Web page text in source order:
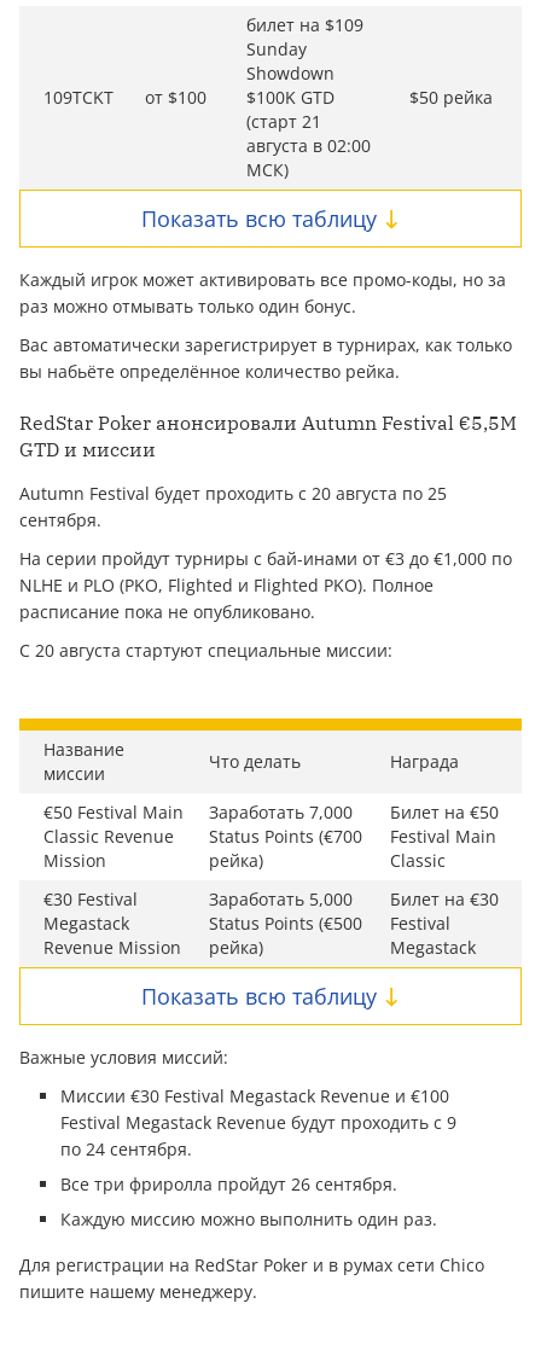
109TCKT от $100
билет на $109
Sunday
Showdown
$100K GTD
(старт 21
августа в 02:00
МСК)
$50 рейка
Показать всю таблицу
Каждый игрок может активировать все промо-коды, но за
раз можно отмывать только один бонус.
Вас автоматически зарегистрирует в турнирах, как только
вы набьёте определённое количество рейка.
​RedStar Poker анонсировали Autumn Festival €5,5M
GTD и миссии
Autumn Festival будет проходить с 20 августа по 25
сентября.
На серии пройдут турниры с бай-инами от €3 до €1,000 по
NLHE и PLO (PKO, Flighted и Flighted PKO). Полное
расписание пока не опубликовано.
С 20 августа стартуют специальные миссии:
Название
миссии
Что делать Награда
€50 Festival Main
Classic Revenue
Mission
Заработать 7,000
Status Points (€700
рейка)
Билет на €50
Festival Main
Classic
€30 Festival
Megastack
Revenue Mission
Заработать 5,000
Status Points (€500
рейка)
Билет на €30
Festival
Megastack
Показать всю таблицу
Важные условия миссий:
Миссии €30 Festival Megastack Revenue и €100
Festival Megastack Revenue будут проходить с 9
по 24 сентября.
Все три фриролла пройдут 26 сентября.
Каждую миссию можно выполнить один раз.
Для регистрации на RedStar Poker и в румах сети Chico
пишите нашему менеджеру.